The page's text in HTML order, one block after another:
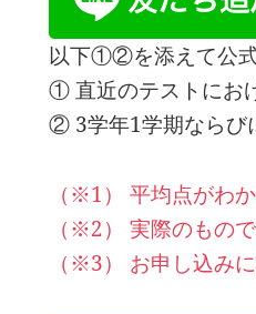
以下①②を添えて公式
① 直近のテストにお
② 3学年1学期ならび
（※1） 平均点がわ
（※2） 実際のもの
（※3） お申し込み